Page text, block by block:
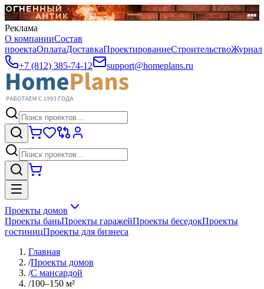
Реклама
О компанииСостав
проектаОплатаДоставкаПроектированиеСтроительствоЖурнал
+7 (812) 385-74-12
support@homeplans.ru
Проекты домов
Проекты баньПроекты гаражейПроекты беседокПроекты
гостиницПроекты для бизнеса
Главная
/Проекты домов
/С мансардой
/100–150 м²